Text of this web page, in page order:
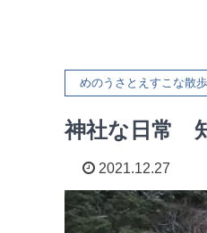
めのうさとえすこな散歩
神社な日常
2021.12.27